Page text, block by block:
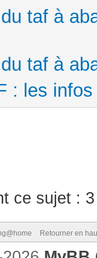
taf à
taf à
: les
ce sujet :
Retourner en